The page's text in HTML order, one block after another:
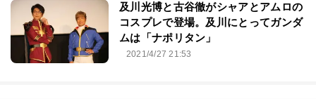
及川光博と古谷徹がシャアとアムロの
コスプレで登場。及川にとってガンダ
ムは「ナポリタン」
2021/4/27 21:53